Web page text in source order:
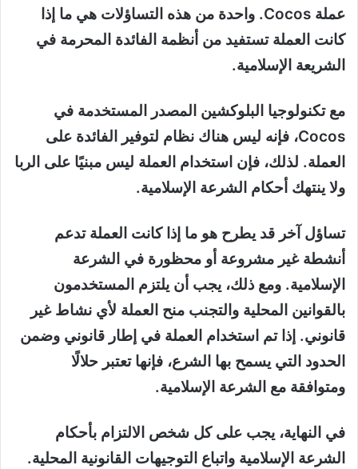
عملة Cocos. واحدة من هذه التساؤلات هي ما إذا
كانت العملة تستفيد من أنظمة الفائدة المحرمة في
الشريعة الإسلامية.
مع تكنولوجيا البلوكشين المصدر المستخدمة في
Cocos، فإنه ليس هناك نظام لتوفير الفائدة على
العملة. لذلك، فإن استخدام العملة ليس مبنيًا على الربا
ولا ينتهك أحكام الشرعة الإسلامية.
تساؤل آخر قد يطرح هو ما إذا كانت العملة تدعم
أنشطة غير مشروعة أو محظورة في الشرعة
الإسلامية. ومع ذلك، يجب أن يلتزم المستخدمون
بالقوانين المحلية والتجنب منح العملة لأي نشاط غير
قانوني. إذا تم استخدام العملة في إطار قانوني وضمن
الحدود التي يسمح بها الشرع، فإنها تعتبر حلالًا
ومتوافقة مع الشرعة الإسلامية.
في النهاية، يجب على كل شخص الالتزام بأحكام
الشرعة الإسلامية واتباع التوجيهات القانونية المحلية.